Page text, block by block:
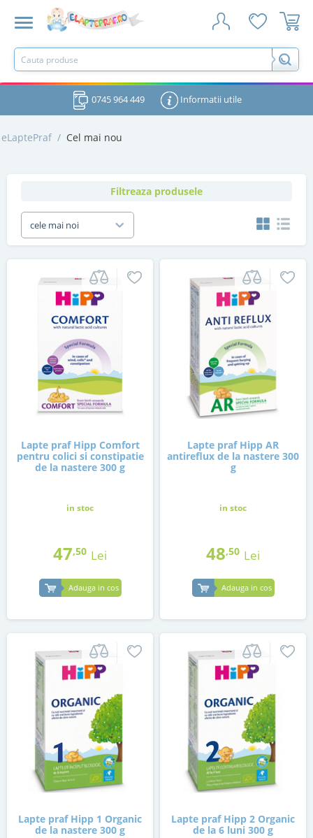
0745 964 449 Informatii utile
eLaptePraf / Cel mai nou
Filtreaza produsele
cele mai noi
Lapte praf Hipp Comfort
pentru colici si constipatie
de la nastere 300 g
in stoc
47,50 Lei
Adauga in cos
Lapte praf Hipp AR
antireflux de la nastere 300
g
in stoc
48,50 Lei
Adauga in cos
Lapte praf Hipp 1 Organic
de la nastere 300 g
Lapte praf Hipp 2 Organic
de la 6 luni 300 g